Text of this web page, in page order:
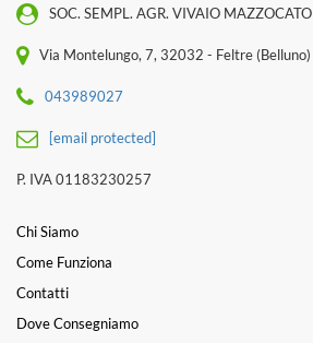
SOC. SEMPL. AGR. VIVAIO MAZZOCATO
Via Montelungo, 7, 32032 - Feltre (Belluno)
043989027
[email protected]
P. IVA 01183230257
Chi Siamo
Come Funziona
Contatti
Dove Consegniamo